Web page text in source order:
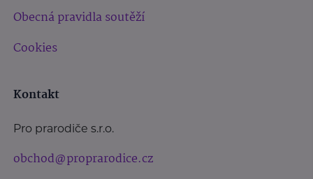
Obecná pravidla soutěží
Cookies
Kontakt
Pro prarodiče s.r.o.
obchod@proprarodice.cz